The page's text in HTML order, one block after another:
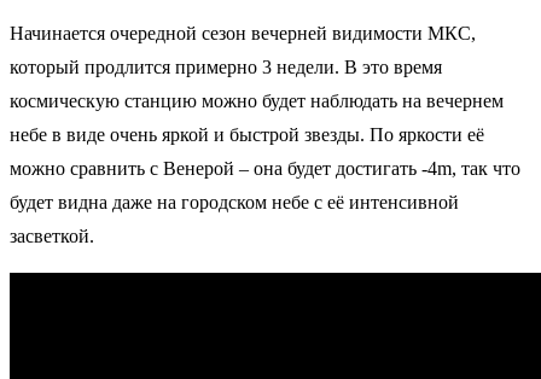
Начинается очередной сезон вечерней видимости МКС,
который продлится примерно 3 недели. В это время
космическую станцию можно будет наблюдать на вечернем
небе в виде очень яркой и быстрой звезды. По яркости её
можно сравнить с Венерой – она будет достигать -4m, так что
будет видна даже на городском небе с её интенсивной
засветкой.